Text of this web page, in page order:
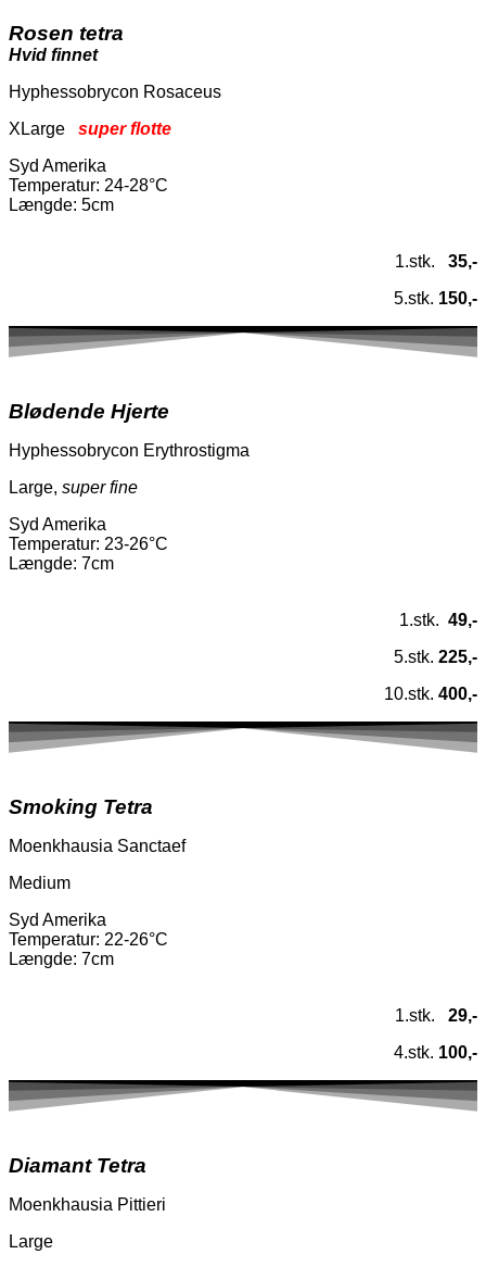
Rosen tetra
Hvid finnet
Hyphessobrycon Rosaceus
XLarge super flotte
Syd Amerika
Temperatur: 24-28°C
Længde: 5cm
1.stk. 35,-
5.stk. 150,-
Blødende Hjerte
Hyphessobrycon Erythrostigma
Large, super fine
Syd Amerika
Temperatur: 23-26°C
Længde: 7cm
1.stk. 49,-
5.stk. 225,-
10.stk. 400,-
Smoking Tetra
Moenkhausia Sanctaef
Medium
Syd Amerika
Temperatur: 22-26°C
Længde: 7cm
1.stk.
29,-
4.stk. 100,-
Diamant Tetra
Moenkhausia Pittieri
Large